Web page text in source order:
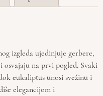
izgleda ujedinjuje gerbere,
na prvi pogled. Svaki
eukaliptus unosi svežinu i
elegancijom i